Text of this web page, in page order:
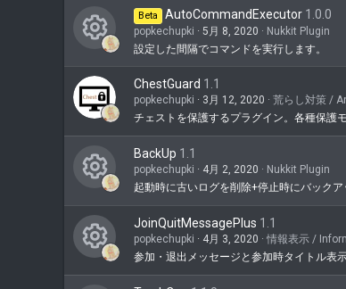
イ
コ
ン
コ
ン
テ
ン
ツ
ア
イ
コ
ン
Beta AutoCommandExecutor 1.0.0
popkechupki 5月 8, 2020
Nukkit Plugin
設定した間隔でコマンドを実行します。
ChestGuard 1.1
popkechupki 3月 12, 2020
荒らし対策 /
チェストを保護するプラグイン。各種保護
コ
ン
テ
ン
BackUp 1.1
popkechupki 4月 2, 2020
Nukkit Plugin
起動時に古いログを削除+停止時にバックア
コ
JoinQuitMessagePlus 1.1
popkechupki 4月 3, 2020
情報表示 /
参加・退出メッセージと参加時タイトル表